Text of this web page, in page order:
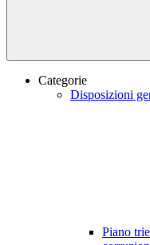
Categorie
Disposizioni
Piano